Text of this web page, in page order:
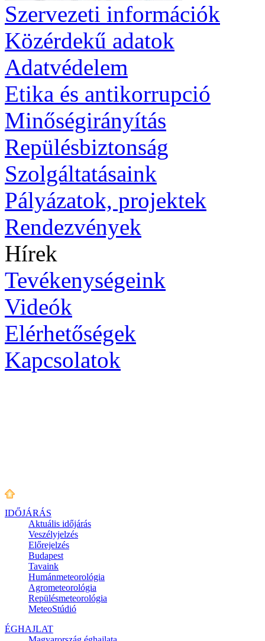
Szervezeti információk
Közérdekű adatok
Adatvédelem
Etika és antikorrupció
Minőségirányítás
Repülésbiztonság
Szolgáltatásaink
Pályázatok, projektek
Rendezvények
Hírek
Tevékenységeink
Videók
Elérhetőségek
Kapcsolatok
IDŐJÁRÁS
Aktuális időjárás
Veszélyjelzés
Előrejelzés
Budapest
Tavaink
Humánmeteorológia
Agrometeorológia
Repülésmeteorológia
MeteoStúdió
ÉGHAJLAT